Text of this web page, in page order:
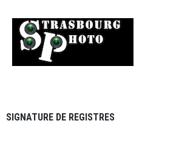
SIGNATURE DE REGISTRES